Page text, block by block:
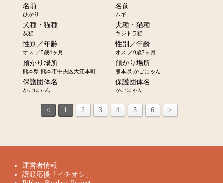
名前
ひかり
犬種・猫種
灰猫
性別／年齢
オス ／5歳4ヶ月
預かり場所
熊本県 熊本市中央区大江本町
保護団体名
かごにゃん
名前
ムギ
犬種・猫種
キジトラ猫
性別／年齢
オス ／0歳7ヶ月
預かり場所
熊本県 かごにゃん
保護団体名
かごにゃん
< 1 2 3 4 5 6 >
運営者情報
譲渡応援「イチオシ」